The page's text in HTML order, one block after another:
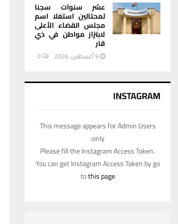
عشر سنوات سجنا
لمحتالين استغلا اسم
مجلس القضاء الأعلى
لابتزاز مواطن في ذي
قار
9 أغسطس، 2026 0
INSTAGRAM
This message appears for Admin Users
only:
Please fill the Instagram Access Token.
You can get Instagram Access Token by go
tothis page